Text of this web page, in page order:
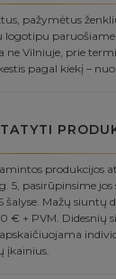
pažymėtus
logotipu
ne Vilniuje, prie
pagal kiekį –
produkcijos
5, pasirūpinsime
Mažų siuntų
€ + PVM. Didesnių
įkainius.